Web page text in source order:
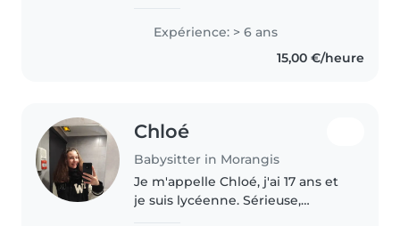
travaillé comme assistante
maternelle, animatrice et
auxiliaire en crèche, ce qui m'a..
Expérience: > 6 ans
15,00 €/heure
Chloé
Babysitter in Morangis
Je m'appelle Chloé, j'ai 17 ans et
je suis lycéenne. Sérieuse,